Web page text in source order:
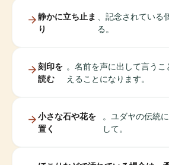
静かに立ち止ま
り
、記念されてい
る。
刻印を
読む
。名前を声に出して言う
えることになります。
小さな石や花を
置く
。ユダヤの伝統
して。